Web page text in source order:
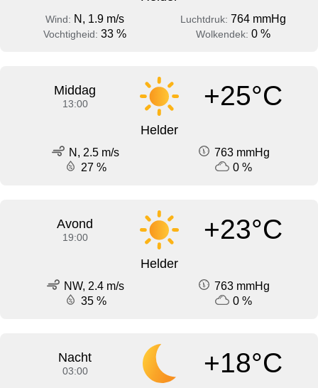
Wind: N, 1.9 m/s Luchtdruk: 764 mmHg
Vochtigheid: 33 % Wolkendek: 0 %
Middag
13:00 +25°C
Helder
N, 2.5 m/s
763 mmHg
27 %
0 %
Avond
19:00 +23°C
Helder
NW, 2.4 m/s
763 mmHg
35 %
0 %
Nacht
03:00 +18°C